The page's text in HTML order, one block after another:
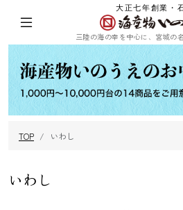
大正七年創業・
三陸の海の幸を中心に、宮城の
かめ
TOP いわし
いわし